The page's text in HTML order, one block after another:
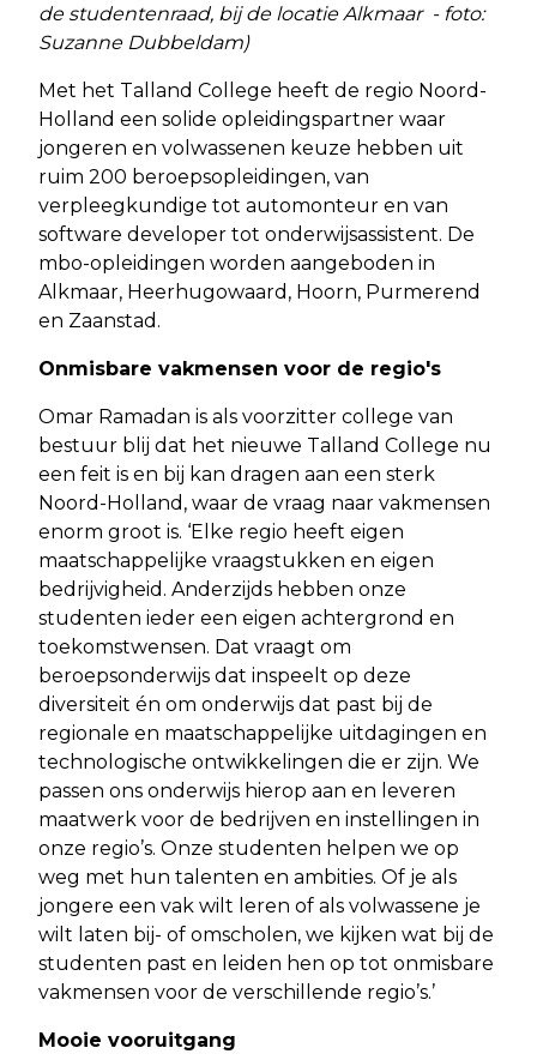
de studentenraad, bij de locatie Alkmaar - foto:
Suzanne Dubbeldam)
Met het Talland College heeft de regio Noord-
Holland een solide opleidingspartner waar
jongeren en volwassenen keuze hebben uit
ruim 200 beroepsopleidingen, van
verpleegkundige tot automonteur en van
software developer tot onderwijsassistent. De
mbo-opleidingen worden aangeboden in
Alkmaar, Heerhugowaard, Hoorn, Purmerend
en Zaanstad.
Onmisbare vakmensen voor de regio's
Omar Ramadan is als voorzitter college van
bestuur blij dat het nieuwe Talland College nu
een feit is en bij kan dragen aan een sterk
Noord-Holland, waar de vraag naar vakmensen
enorm groot is. ‘Elke regio heeft eigen
maatschappelijke vraagstukken en eigen
bedrijvigheid. Anderzijds hebben onze
studenten ieder een eigen achtergrond en
toekomstwensen. Dat vraagt om
beroepsonderwijs dat inspeelt op deze
diversiteit én om onderwijs dat past bij de
regionale en maatschappelijke uitdagingen en
technologische ontwikkelingen die er zijn. We
passen ons onderwijs hierop aan en leveren
maatwerk voor de bedrijven en instellingen in
onze regio’s. Onze studenten helpen we op
weg met hun talenten en ambities. Of je als
jongere een vak wilt leren of als volwassene je
wilt laten bij- of omscholen, we kijken wat bij de
studenten past en leiden hen op tot onmisbare
vakmensen voor de verschillende regio’s.’
Mooie vooruitgang